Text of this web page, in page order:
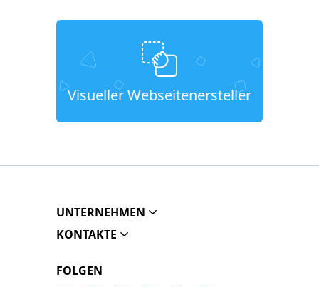
Visueller Webseitenersteller
UNTERNEHMEN
KONTAKTE
FOLGEN